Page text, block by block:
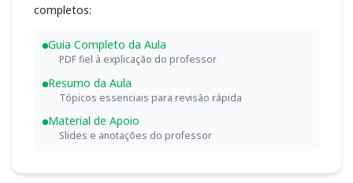
completos:
Guia Completo da Aula
PDF fiel à explicação do professor
Resumo da Aula
Tópicos essenciais para revisão rápida
Material de Apoio
Slides e anotações do professor